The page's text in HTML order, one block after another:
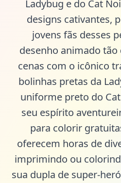
Ladybug e do Cat
designs cativantes,
jovens fãs desses
desenho animado
cenas com o icônico
bolinhas pretas da
uniforme preto do
seu espírito
para colorir
oferecem horas de
imprimindo ou
sua dupla de super-